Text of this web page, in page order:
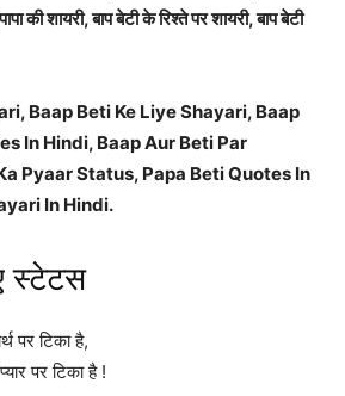
की शायरी, बाप बेटी के रिश्ते पर शायरी, बाप बेटी
Baap Beti Ke Liye Shayari, Baap
In Hindi, Baap Aur Beti Par
Pyaar Status, Papa Beti Quotes In
In Hindi.
स्टेटस
पर टिका है,
पर टिका है !